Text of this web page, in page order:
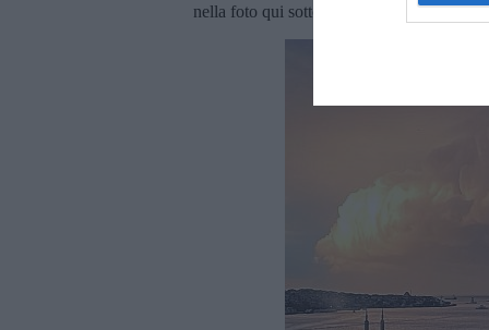
nella foto qui sotto, scattata a Istanbul l'8